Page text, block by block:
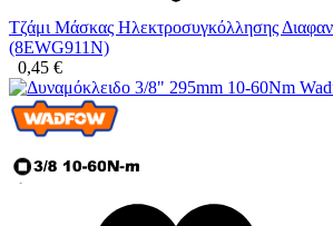
Τζάμι Μάσκας Ηλεκτροσυγκόλλησης
(8EWG911N)
0,45 €